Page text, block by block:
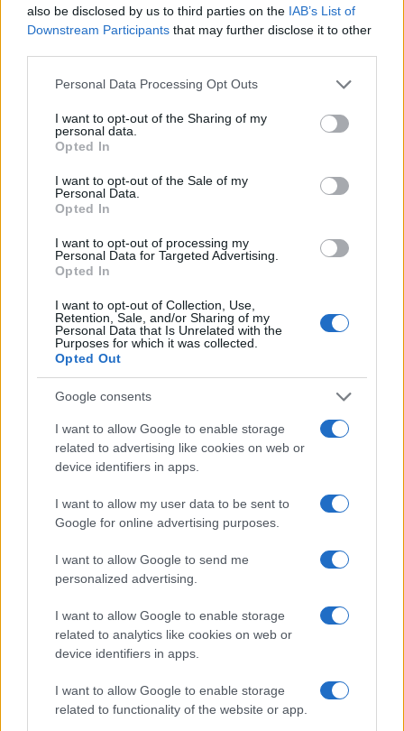
also be disclosed by us to third parties on the IAB’s List of
Downstream Participants that may further disclose it to other
Please note that this website/app uses one or more Google
not limited to your visit or usage behaviour. You may click to
grant or deny consent to Google and its third-party tags to
use your data for below specified purposes in below Google
consent section.
Personal Data Processing Opt Outs
I want to opt-out of the Sharing of my
personal data.
Opted In
I want to opt-out of the Sale of my
Personal Data.
Opted In
I want to opt-out of processing my
Personal Data for Targeted Advertising.
Opted In
I want to opt-out of Collection, Use,
Retention, Sale, and/or Sharing of my
Personal Data that Is Unrelated with the
Purposes for which it was collected.
Opted Out
Google consents
I want to allow Google to enable storage
related to advertising like cookies on web or
device identifiers in apps.
I want to allow my user data to be sent to
Google for online advertising purposes.
I want to allow Google to send me
personalized advertising.
I want to allow Google to enable storage
related to analytics like cookies on web or
device identifiers in apps.
I want to allow Google to enable storage
related to functionality of the website or app.
Vuoi rimuovere le pubblicità nazionali?
Puoi abbonarti asoli € 1,10 al mese
cliccandoqui
Puoi effettuare l'accesso andando nella
cliccandoqui
TEMI: Massimo Deiana
Notizie Golfo Aranci
Notizie Olbia
Porto Golfo Aranci Porto Olbia
Inviaci le tue segnalazioni,
Su WhatsApp al numero +39
345 356 7512
Entra nel canale telegram di
GalluraOggi.it
Ricevi le nostre ultime news